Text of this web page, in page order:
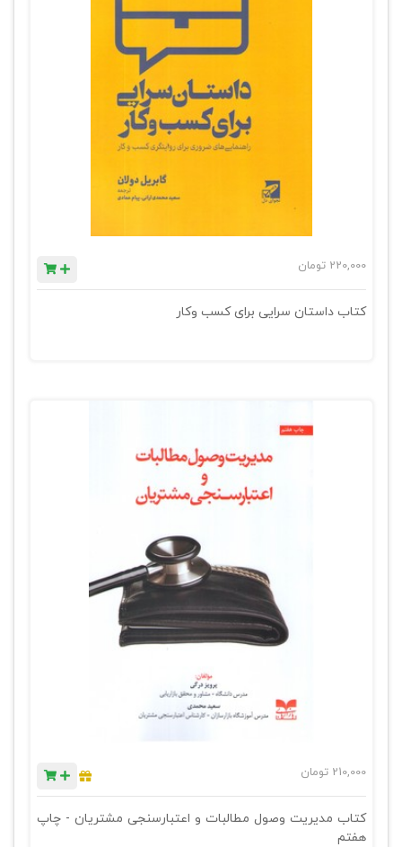
220,000 تومان
کتاب داستان سرایی برای کسب وکار
210,000 تومان
کتاب مدیریت وصول مطالبات و اعتبارسنجی مشتریان - چاپ
هفتم